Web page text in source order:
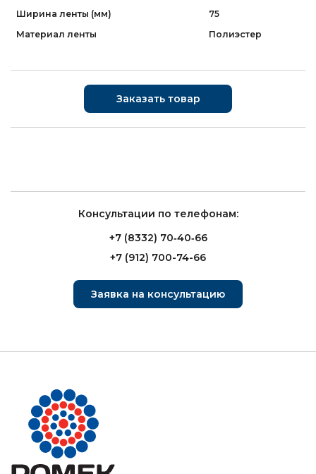
Ширина ленты (мм)
75
Материал ленты
Полиэстер
Заказать товар
Консультации по телефонам:
+7 (8332) 70‑40‑66
+7 (912) 700-74-66
Заявка на консультацию